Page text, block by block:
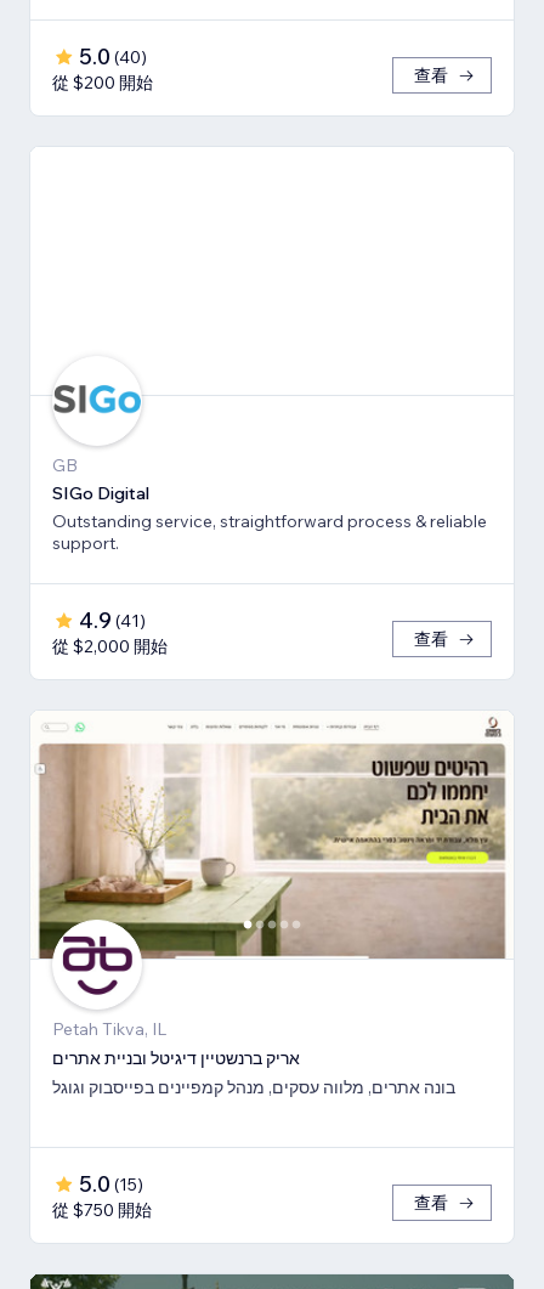
5.0 (40)
從 $200 開始
查看
GB
SIGo Digital
Outstanding service, straightforward process & reliable
support.
4.9 (41)
從 $2,000 開始
查看
Petah Tikva, IL
אריק ברנשטיין דיגיטל ובניית אתרים
בונה אתרים, מלווה עסקים, מנהל קמפיינים בפייסבוק וגוגל
5.0 (15)
從 $750 開始
查看